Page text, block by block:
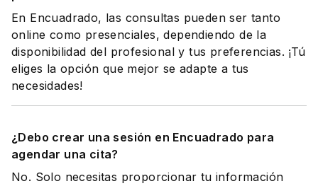
En Encuadrado, las consultas pueden ser tanto
online como presenciales, dependiendo de la
disponibilidad del profesional y tus preferencias. ¡Tú
eliges la opción que mejor se adapte a tus
necesidades!
¿Debo crear una sesión en Encuadrado para
agendar una cita?
No. Solo necesitas proporcionar tu información